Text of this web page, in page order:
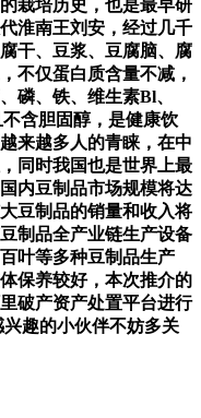
培历史，也是最早研
淮南王刘安，经过几千
干、豆浆、豆腐脑、腐
不仅蛋白质含量不减，
磷、铁、维生素Bl、
含胆固醇，是健康饮
来越多人的青睐，在中
同时我国也是世界上最
内豆制品市场规模将达
豆制品的销量和收入将
制品全产业链生产设备
叶等多种豆制品生产
保养较好，本次推介的
破产资产处置平台进行
趣的小伙伴不妨多关